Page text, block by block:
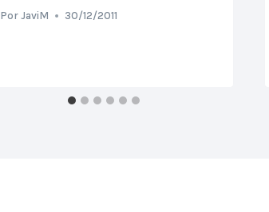
Por JaviM 30/12/2011